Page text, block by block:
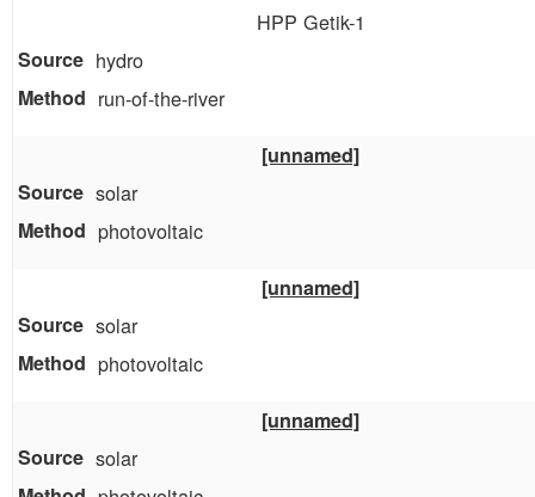
HPP Getik-1
hydro
run-of-the-river
[unnamed]
solar
photovoltaic
[unnamed]
solar
photovoltaic
[unnamed]
solar